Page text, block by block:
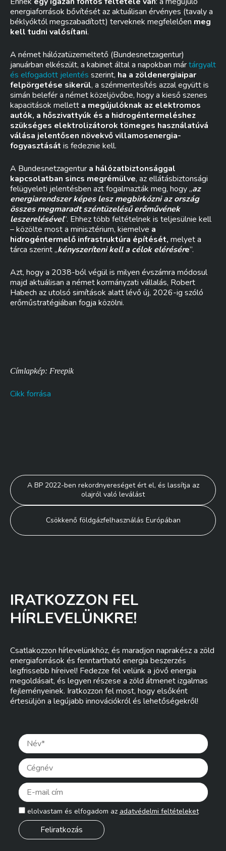
energiaforrások bővítését az aktuálisan érvényes (tavaly a
béklyóktól megszabadított) terveknek megfelelően meg
kell tudni valósítani.
A német hálózatüzemeltető (Bundesnetzagentur)
januárban elkészült, a kabinet által a napokban mártárgyalt
és elfogadott jelentés szerint, ha a zöldenergiaipar
felpörgetése sikerül, a szénmentesítés azzal együtt is
simán belefér a német közeljövőbe, hogy a kieső szenes
kapacitások mellett a megújulóknak az elektromos
autók, a hőszivattyúk és a hidrogéntermeléshez
szükséges elektrolizátorok tömeges használatúvá
válása jelentősen növekvő villamosenergia-
fogyasztását is fedeznie kell.
A Bundesnetzagentur a hálózatbiztonsággal
kapcsolatban sincs megrémülve, az ellátásbiztonsági
felügyeleti jelentésben azt fogalmazták meg, hogy „az
energiarendszer képes lesz megbirkózni az ország
összes megmaradt széntüzelésű erőművének
leszerelésével”. Ehhez több feltételnek is teljesülnie kell
– közölte most a minisztérium, kiemelve a
hidrogéntermelő infrastruktúra építését, melyet a
tárca szerint „kényszeríteni kell a célok elérésére”.
Azt, hogy a 2038-ból végül is milyen évszámra módosul
majd aktuálisan a német kormányzati vállalás, Robert
Habech az utolsó simítások alatt lévő új, 2026-ig szóló
erőműstratégiában fogja közölni.
Címlapkép: Freepik
Cikk forrása
Bejegyzés
navigáció
A BP 2022-ben rekordnyereséget ért el, és lassítja az
olajról való leválást
Csökkenő földgázfelhasználás Európában
IRATKOZZON FEL
HÍRLEVELÜNKRE!
Csatlakozzon hírlevelünkhöz, és maradjon naprakész a zöld
energiaforrások és fenntartható energia beszerzés
legfrissebb híreivel! Fedezze fel velünk a jövő energia
megoldásait, és legyen részese a zöld átmenet izgalmas
fejleményeinek. Iratkozzon fel most, hogy elsőként
értesüljön a legújabb innovációkról és lehetőségekről!
elolvastam és elfogadom az adatvédelmi feltételeket